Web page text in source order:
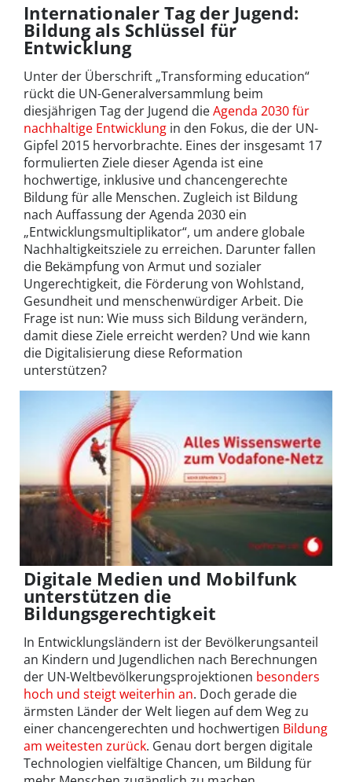
Internationaler Tag der Jugend:
Bildung als Schlüssel für
Entwicklung
Unter der Überschrift „Transforming education“
rückt die UN-Generalversammlung beim
diesjährigen Tag der Jugend dieAgenda 2030 für
nachhaltige Entwicklung in den Fokus, die der UN-
Gipfel 2015 hervorbrachte. Eines der insgesamt 17
formulierten Ziele dieser Agenda ist eine
hochwertige, inklusive und chancengerechte
Bildung für alle Menschen. Zugleich ist Bildung
nach Auffassung der Agenda 2030 ein
„Entwicklungsmultiplikator“, um andere globale
Nachhaltigkeitsziele zu erreichen. Darunter fallen
die Bekämpfung von Armut und sozialer
Ungerechtigkeit, die Förderung von Wohlstand,
Gesundheit und menschenwürdiger Arbeit. Die
Frage ist nun: Wie muss sich Bildung verändern,
damit diese Ziele erreicht werden? Und wie kann
die Digitalisierung diese Reformation
unterstützen? ­
Digitale Medien und Mobilfunk
unterstützen die
Bildungsgerechtigkeit
In Entwicklungsländern ist der Bevölkerungsanteil
an Kindern und Jugendlichen nach Berechnungen
der UN-Weltbevölkerungsprojektionen besonders
hoch und steigt weiterhin an. Doch gerade die
ärmsten Länder der Welt liegen auf dem Weg zu
einer chancengerechten und hochwertigen Bildung
am weitesten zurück. Genau dort bergen digitale
Technologien vielfältige Chancen, um Bildung für